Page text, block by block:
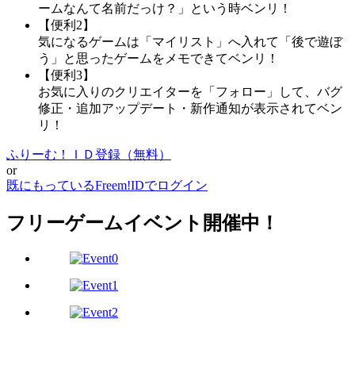
ームなんて名前だっけ？」という時ベンリ！
【便利2】
気になるゲームは「マイリスト」へ入れて「後で遊ぼ
う」と思ったゲームをメモできてベンリ！
【便利3】
お気に入りのクリエイターを「フォロー」して、バグ
修正・追加アップデート・新作通知が表示されてベン
リ！
ふりーむ！ＩＤ登録（無料）
or
既にもっているFreem!IDでログイン
フリーゲームイベント開催中！